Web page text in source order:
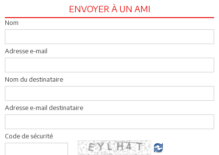
ENVOYER À UN AMI
Nom
Adresse e-mail
Nom du destinataire
Adresse e-mail destinataire
Code de sécurité